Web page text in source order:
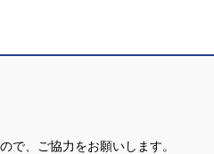
で、ご協力をお願いします。